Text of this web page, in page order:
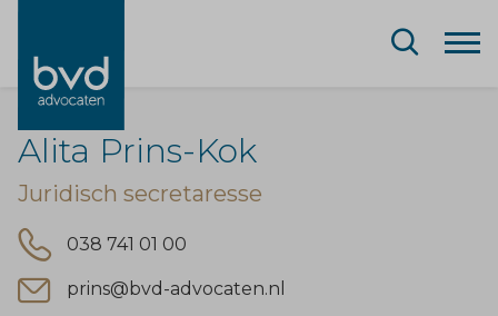
Alita Prins-Kok
Juridisch secretaresse
038 741 01 00
prins@bvd-advocaten.nl